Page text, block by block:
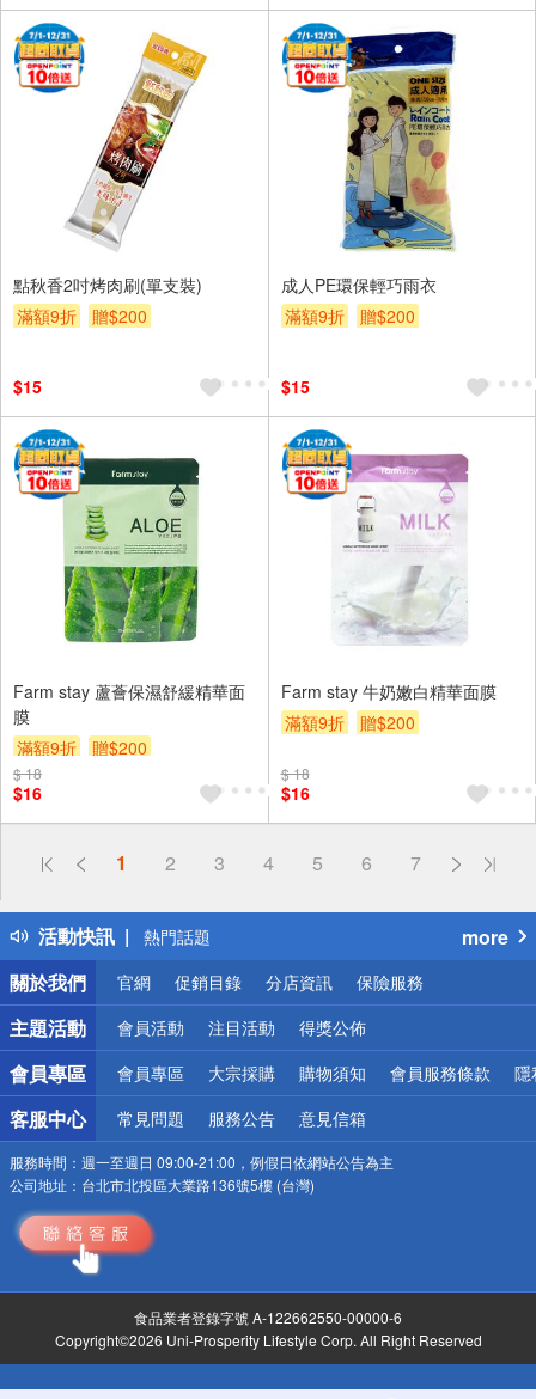
點秋香2吋烤肉刷(單支裝)
滿額9折
贈$200
$15
成人PE環保輕巧雨衣
滿額9折
贈$200
$15
Farm stay 蘆薈保濕舒緩精華面
膜
滿額9折
贈$200
$ 18
$16
Farm stay 牛奶嫩白精華面膜
滿額9折
贈$200
$ 18
$16
1 2 3 4 5 6 7
活動快訊
偏遠地區配送
得獎公告
熱門話題
銀行優惠
偏遠地區配送
詐騙網頁！請小心！
more
關於我們
官網 促銷目錄 分店資訊 保險服務
主題活動 會員活動 注目活動 得獎公佈
會員專區 會員專區 大宗採購 購物須知 會員服務條款 隱
客服中心 常見問題 服務公告 意見信箱
服務時間： 週一至週日 09:00-21:00，例假日依網站公告為主
公司地址： 台北市北投區大業路136號5樓 (台灣)
食品業者登錄字號 A-122662550-00000-6
Copyright©2026 Uni-Prosperity Lifestyle Corp. All Right Reserved